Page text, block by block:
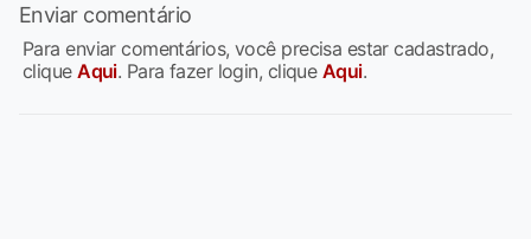
Enviar comentário
Para enviar comentários, você precisa estar cadastrado,
cliqueAqui. Para fazer login, clique Aqui.